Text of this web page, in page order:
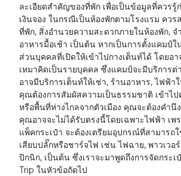
ละเอียดสำคัญของที่พัก เพื่อเป็นข้อมูลที่ควรรู้
เงินจอง ในกรณีเป็นห้องพักตามโรงแรม คว
ที่พัก, สิ่งอำนวยความสะดวกภายในห้องพัก,
อาหารมื้อเช้า เป็นต้น หากเป็นการตั้งแคมป์
ส่วนบุคคลที่เปิดให้เข้าไปกางเต็นท์ได้ โดยอา
เหมาคิดเป็นรายบุคคล ซึ่งแคมป์จะมีบริการต่
อาจมีบริการเต็นท์ให้เช่า, ร้านอาหาร, ไฟฟ้า
คุณต้องการสัมผัสความเป็นธรรมชาติ เข้าไ
หรือพื้นที่ห่างไกลจากตัวเมือง คุณจะต้องคำนึ
คุณอาจจะไม่ได้รับตรงนี้โดยเฉพาะไฟฟ้า เพ
แพ็คกระเป๋า จะต้องเตรียมอุปกรณ์ที่สามารถ
เสียบปลั๊กหรือชาร์จไฟ เช่น ไฟฉาย, พาวเวอ
ปิกนิก, เป็นต้น ซึ่งเราจะมาพูดถึงการจัดกระเ
Trip ในหัวข้อถัดไป